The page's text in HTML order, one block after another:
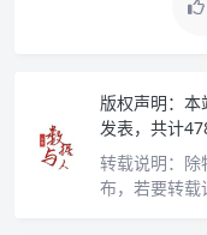
版权声明： 本
发表，共计
转载说明： 除
布，若要转载